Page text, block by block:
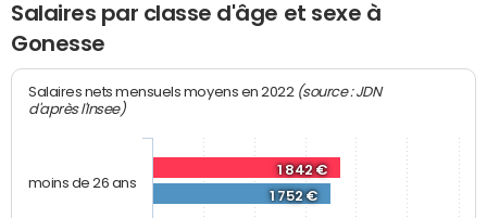
Salaires par classe d'âge et sexe à
Gonesse
Salaires nets mensuels moyens en 2022 (source : JDN
d'après l'Insee)
1 842 €
1 752 €
moins de 26 ans